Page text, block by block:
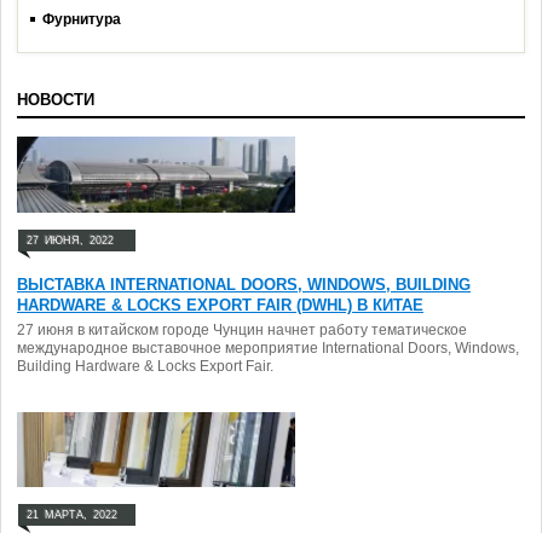
Фурнитура
НОВОСТИ
27 ИЮНЯ, 2022
ВЫСТАВКА INTERNATIONAL DOORS, WINDOWS, BUILDING
HARDWARE & LOCKS EXPORT FAIR (DWHL) В КИТАЕ
27 июня в китайском городе Чунцин начнет работу тематическое
международное выставочное мероприятие International Doors, Windows,
Building Hardware & Locks Export Fair.
21 МАРТА, 2022